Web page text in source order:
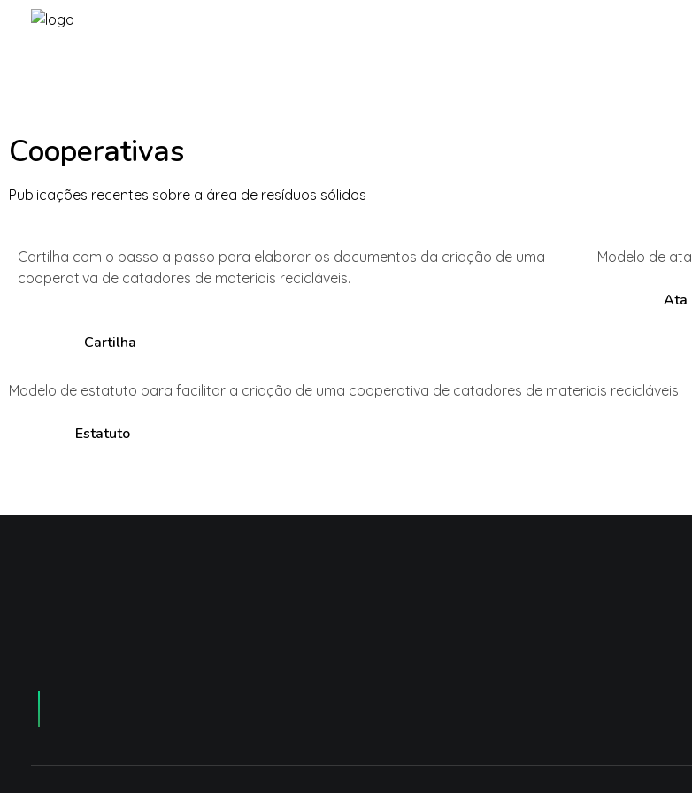
Cooperativas
Publicações recentes sobre a área de resíduos sólidos
Cartilha com o passo a passo para elaborar os documentos da criação de uma
cooperativa de catadores de materiais recicláveis.
Cartilha
Modelo de ata
Ata
Modelo de estatuto para facilitar a criação de uma cooperativa de catadores de materiais recicláveis.
Estatuto